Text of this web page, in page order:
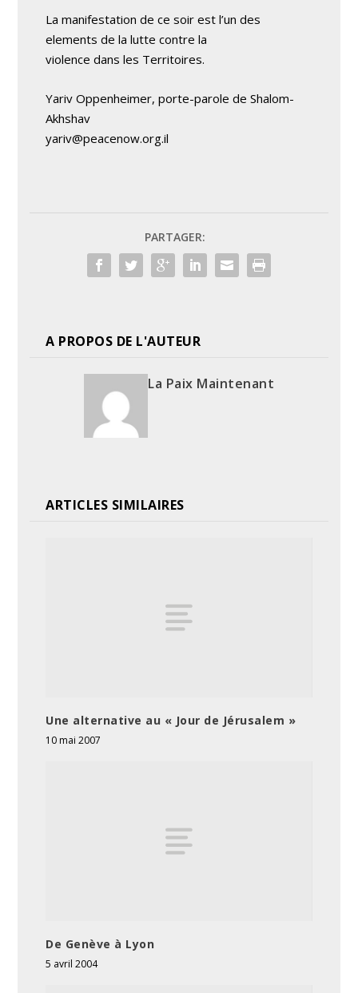
La manifestation de ce soir est l’un des
elements de la lutte contre la
violence dans les Territoires.
Yariv Oppenheimer, porte-parole de Shalom-
Akhshav
yariv@peacenow.org.il
PARTAGER:
A PROPOS DE L'AUTEUR
La Paix Maintenant
ARTICLES SIMILAIRES
Une alternative au « Jour de Jérusalem »
10 mai 2007
De Genève à Lyon
5 avril 2004